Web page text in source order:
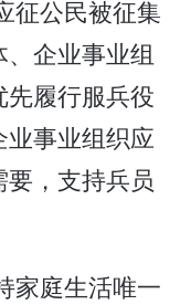
征公民被征集
企业事业组
履行服兵役
业事业组织应
，支持兵员
家庭生活唯一